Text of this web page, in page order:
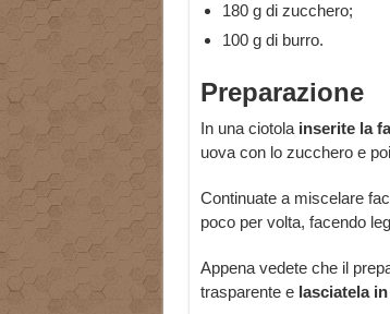
180 g di zucchero;
100 g di burro.
Preparazione
In una ciotola inserite la
uova con lo zucchero e
Continuate a miscelare
poco per volta, facendo
Appena vedete che il
trasparente e lasciatela